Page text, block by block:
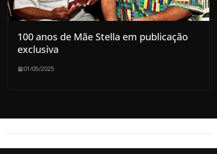
100 anos de Mãe Stella em publicação
exclusiva
01/05/2025